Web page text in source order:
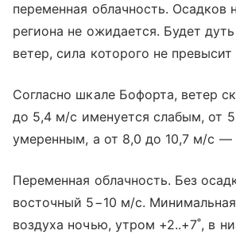
переменная облачность. Осадков
региона не ожидается. Будет
ветер, сила которого не
Согласно шкале Бофорта, ветер
до 5,4 м/с именуется слабым, от
умеренным, а от 8,0 до 10,7 м/с —
Переменная облачность. Без
восточный 5−10 м/с.
воздуха ночью, утром +2..+7˚, в